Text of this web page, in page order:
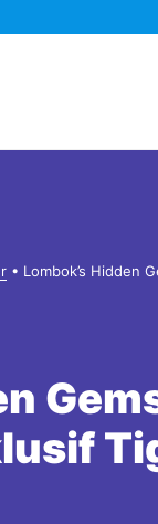
• Lombok’s Hidden